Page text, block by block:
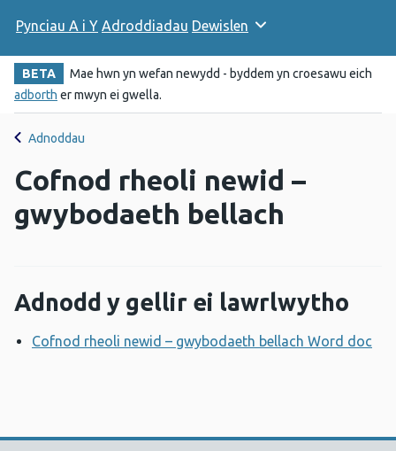
Pynciau A i Y Adroddiadau Dewislen
BETA
Mae hwn yn wefan newydd - byddem yn croesawu eich
adborth er mwyn ei gwella.
Adnoddau
Cofnod rheoli newid –
gwybodaeth bellach
Adnodd y gellir ei lawrlwytho
Cofnod rheoli newid – gwybodaeth bellach Word doc